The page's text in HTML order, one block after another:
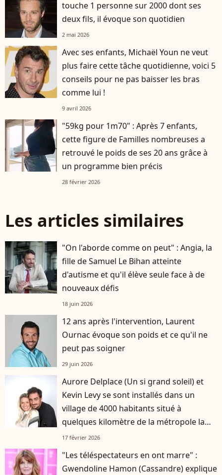
touche 1 personne sur 2000 dont ses
deux fils, il évoque son quotidien
2 mai 2026
Avec ses enfants, Michaël Youn ne veut
plus faire cette tâche quotidienne, voici 5
conseils pour ne pas baisser les bras
comme lui !
9 avril 2026
"59kg pour 1m70" : Après 7 enfants,
cette figure de Familles nombreuses a
retrouvé le poids de ses 20 ans grâce à
un programme bien précis
28 février 2026
Les articles similaires
"On l'aborde comme on peut" : Angia, la
fille de Samuel Le Bihan atteinte
d'autisme et qu'il élève seule face à de
nouveaux défis
18 juin 2026
12 ans après l'intervention, Laurent
Ournac évoque son poids et ce qu'il ne
peut pas soigner
29 juin 2026
Aurore Delplace (Un si grand soleil) et
Kevin Levy se sont installés dans un
village de 4000 habitants situé à
quelques kilomètre de la métropole la
plus attractive de France
17 février 2026
"Les téléspectateurs en ont marre" :
Gwendoline Hamon (Cassandre) explique